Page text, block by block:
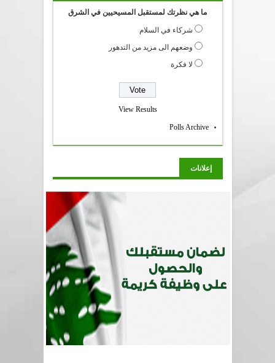
ما هي نظرتك لمستقبل المسيحيين في الشرق
شركاء في السلام
وضعهم الى مزيد من التدهور
لا فكرة
View Results
Polls Archive
إعلانات